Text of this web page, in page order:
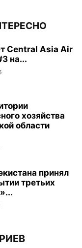
Central Asia Air
на...
хозяйства
области
принял
третьих